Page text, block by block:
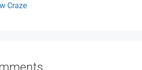
Craze